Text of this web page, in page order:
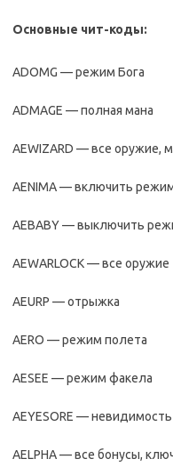
Основные чит-коды:
ADOMG — режим Бога
ADMAGE — полная мана
AEWIZARD — все оружие,
AENIMA — включить
AEBABY — выключить
AEWARLOCK — все оружие
AEURP — отрыжка
AERO — режим полета
AESEE — режим факела
AEYESORE — невидимость
AELPHA — все бонусы,